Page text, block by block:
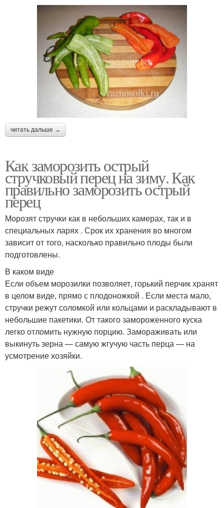
читать дальше →
Как заморозить острый
стручковый перец на зиму. Как
правильно заморозить острый
перец
Морозят стручки как в небольших камерах, так и в
специальных ларях . Срок их хранения во многом
зависит от того, насколько правильно плоды были
подготовлены.
В каком виде
Если объем морозилки позволяет, горький перчик хранят
в целом виде, прямо с плодоножкой . Если места мало,
стручки режут соломкой или кольцами и раскладывают в
небольшие пакетики. От такого замороженного куска
легко отломить нужную порцию. Замораживать или
выкинуть зерна — самую жгучую часть перца — на
усмотрение хозяйки.